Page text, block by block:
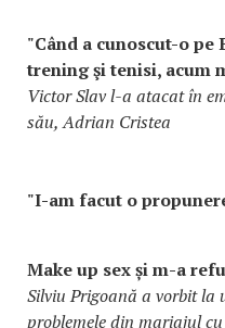
"Când a cunoscut-o pe
trening şi tenisi, acum
Victor Slav l-a atacat în
său, Adrian Cristea
"I-am facut o
Make up sex și m-a
Silviu Prigoană a vorbit la
problemele din mariajul